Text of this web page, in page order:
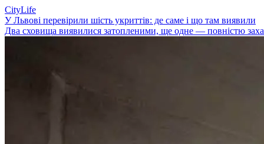
CityLife
У Львові перевірили шість укриттів: де саме і що там виявили
Два сховища виявилися затопленими, ще одне — повністю